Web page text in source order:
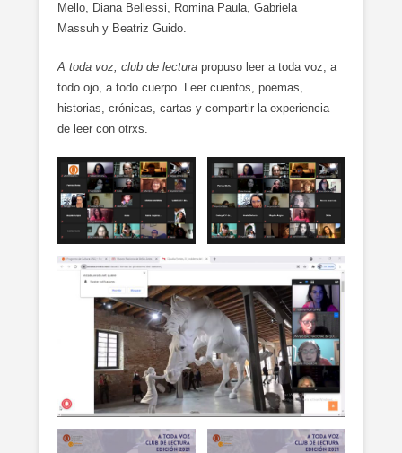
Mello, Diana Bellessi, Romina Paula, Gabriela
Massuh y Beatriz Guido.
A toda voz, club de lectura propuso leer a toda voz, a
todo ojo, a todo cuerpo. Leer cuentos, poemas,
historias, crónicas, cartas y compartir la experiencia
de leer con otrxs.